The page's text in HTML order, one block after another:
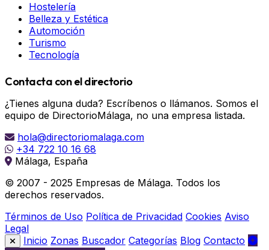
Hostelería
Belleza y Estética
Automoción
Turismo
Tecnología
Contacta con el directorio
¿Tienes alguna duda? Escríbenos o llámanos. Somos el
equipo de DirectorioMálaga, no una empresa listada.
hola@directoriomalaga.com
+34 722 10 16 68
Málaga, España
© 2007 - 2025 Empresas de Málaga. Todos los
derechos reservados.
Términos de Uso Política de Privacidad Cookies Aviso
Legal
Inicio Zonas Buscador Categorías Blog Contacto